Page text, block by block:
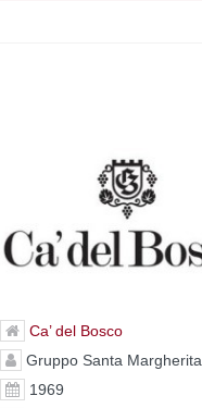
Ca’ del Bosco
Gruppo Santa Margherita
1969